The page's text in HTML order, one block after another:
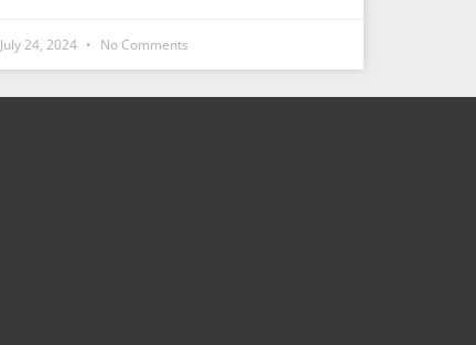
July 24, 2024 No Comments